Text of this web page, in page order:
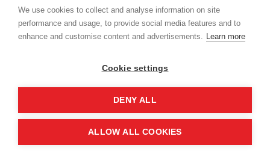
We use cookies to collect and analyse information on site
performance and usage, to provide social media features and to
enhance and customise content and advertisements. Learn more
Cookie settings
DENY ALL
ALLOW ALL COOKIES
Alumnille
Suomen ylioppilaskuntien liitto (SYL) ry
Privacy policy
Saavutettavuusseloste
© 2026 SYL. Created byValve